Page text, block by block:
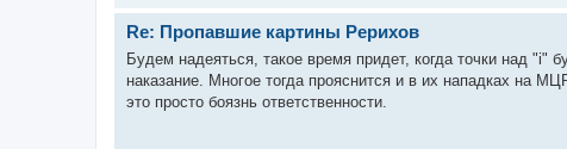
Re: Пропавшие картины Рерихов
Будем надеяться, такое время придет, когда точки над "i"
наказание. Многое тогда прояснится и в их нападках на
это просто боязнь ответственности.